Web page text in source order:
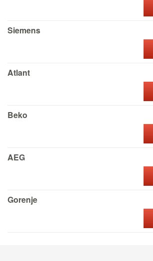
Siemens
Atlant
Beko
AEG
Gorenje